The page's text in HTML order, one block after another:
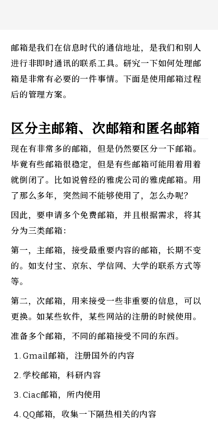
邮箱是我们在信息时代的通信地址，是我们和别人
进行非即时通讯的联系工具。研究一下如何处理邮
箱是非常有必要的一件事情。下面是使用邮箱过程
后的管理方案。
区分主邮箱、次邮箱和匿名邮箱
现在有非常多的邮箱，但是仍然要区分一下邮箱。
毕竟有些邮箱很稳定，但是有些邮箱可能用着用着
就倒闭了。比如说曾经的雅虎公司的雅虎邮箱。用
了那么多年，突然间不能够使用了，怎么办呢？
因此，要申请多个免费邮箱，并且根据需求，将其
分为三类邮箱：
第一，主邮箱，接受最重要内容的邮箱，长期不变
的。如支付宝、京东、学信网、大学的联系方式等
等。
第二，次邮箱，用来接受一些非重要的信息，可以
更换。如某些软件，某些网站的注册的时候使用。
准备多个邮箱，不同的邮箱接受不同的东西。
Gmail邮箱，注册国外的内容
学校邮箱，科研内容
Ciac邮箱，所内使用
QQ邮箱，收集一下隔热相关的内容